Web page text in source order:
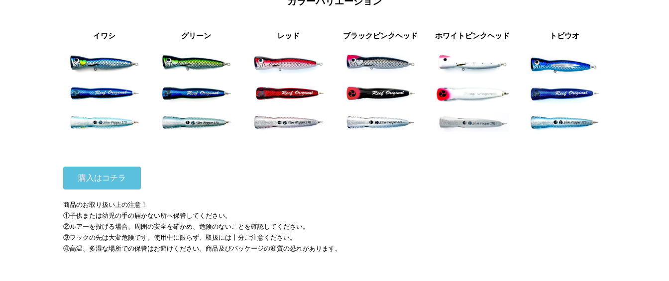
イワシ グリーン レッド ブラックピンクヘッド ホワイトピンクヘッド トビウオ
購入はコチラ
商品のお取り扱い上の注意！
①子供または幼児の手の届かない所へ保管してください。
②ルアーを投げる場合、周囲の安全を確かめ、危険のないことを確認してください。
③フックの先は大変危険です。使用中に限らず、取扱には十分ご注意ください。
④高温、多湿な場所での保管はお避けください。商品及びパッケージの変質の恐れがあります。